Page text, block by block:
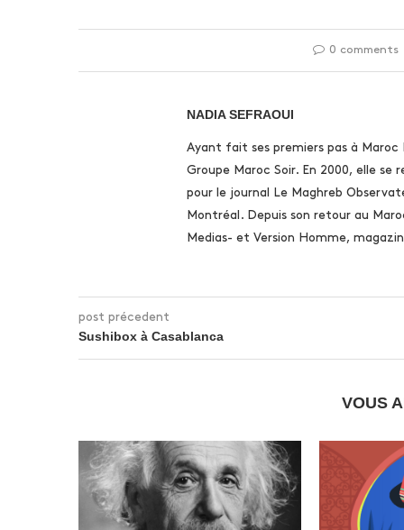
0 comments
NADIA SEFRAOUI
Ayant fait ses premiers pas à Maroc
Groupe Maroc Soir. En 2000, elle
pour le journal Le Maghreb
Montréal. Depuis son retour au
Medias- et Version Homme,
post précedent
Sushibox à Casablanca
VOUS